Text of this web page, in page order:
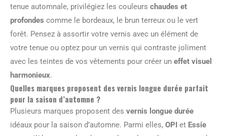
tenue automnale, privilégiez les couleurs chaudes et
profondes comme le bordeaux, le brun terreux ou le vert
forêt. Pensez à assortir votre vernis avec un élément de
votre tenue ou optez pour un vernis qui contraste joliment
avec les teintes de vos vêtements pour créer un effet visuel
harmonieux.
Quelles marques proposent des vernis longue durée parfait
pour la saison d’automne ?
Plusieurs marques proposent des vernis longue durée
idéaux pour la saison d’automne. Parmi elles, OPI et Essie